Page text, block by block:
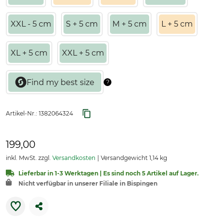
XXL - 5 cm S + 5 cm M + 5 cm L + 5 cm
XL + 5 cm XXL + 5 cm
Artikel-Nr.: 1382064324
199,00
inkl. MwSt. zzgl. Versandkosten Versandgewicht 1,14 kg
Lieferbar in 1-3 Werktagen | Es sind noch 5 Artikel auf Lager.
Nicht verfügbar in unserer Filiale in Bispingen